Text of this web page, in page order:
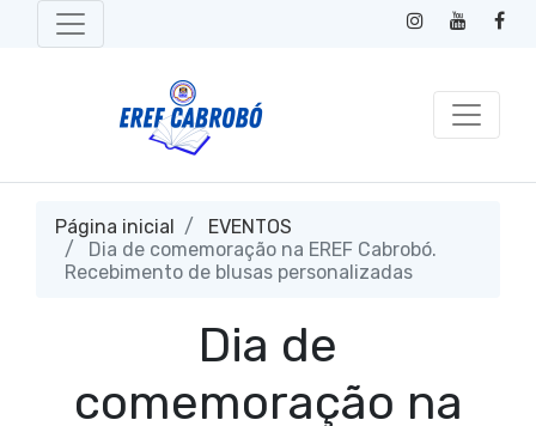
Página inicial
EVENTOS
Dia de comemoração na EREF Cabrobó.
Recebimento de blusas personalizadas
Dia de
comemoração na